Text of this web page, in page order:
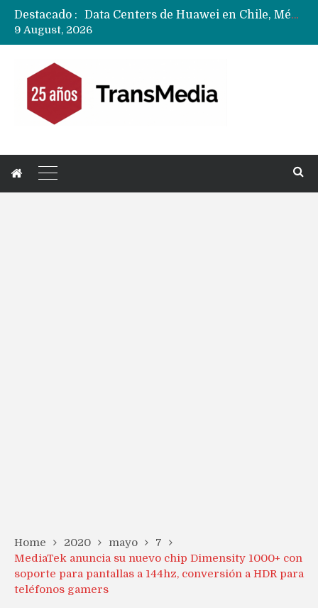
Destacado :
Data Centers de Huawei en Chile, México, Brasil,Perú y Argentina podrían verse afectados por arremetida de EE.UU
9 August, 2026
Home 2020 mayo
7
MediaTek anuncia su nuevo chip Dimensity 1000+ con
soporte para pantallas a 144hz, conversión a HDR para
teléfonos gamers